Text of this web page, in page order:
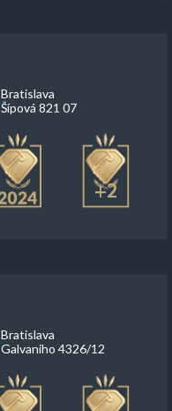
Bratislava
Šípová 821 07
+2
Bratislava
Galvaniho 4326/12